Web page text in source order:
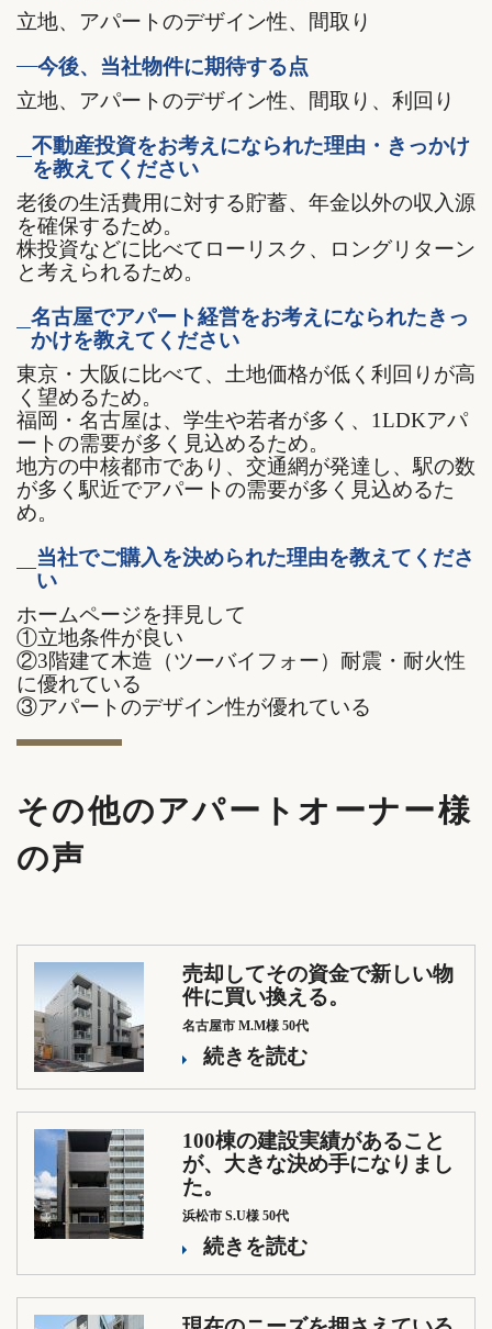
立地、アパートのデザイン性、間取り
今後、当社物件に期待する点
立地、アパートのデザイン性、間取り、利回り
不動産投資をお考えになられた理由・きっかけ
を教えてください
老後の生活費用に対する貯蓄、年金以外の収入源
を確保するため。
株投資などに比べてローリスク、ロングリターン
と考えられるため。
名古屋でアパート経営をお考えになられたきっ
かけを教えてください
東京・大阪に比べて、土地価格が低く利回りが高
く望めるため。
福岡・名古屋は、学生や若者が多く、1LDKアパ
ートの需要が多く見込めるため。
地方の中核都市であり、交通網が発達し、駅の数
が多く駅近でアパートの需要が多く見込めるた
め。
当社でご購入を決められた理由を教えてくださ
い
ホームページを拝見して
①立地条件が良い
②3階建て木造（ツーバイフォー）耐震・耐火性
に優れている
③アパートのデザイン性が優れている
その他のアパートオーナー様
の声
売却してその資金で新しい物
件に買い換える。
名古屋市 M.M様 50代
続きを読む
100棟の建設実績があること
が、大きな決め手になりまし
た。
浜松市 S.U様 50代
続きを読む